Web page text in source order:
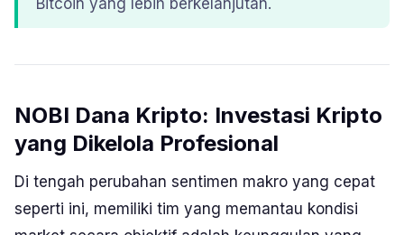
Bitcoin yang lebih berkelanjutan.
NOBI Dana Kripto: Investasi Kripto
yang Dikelola Profesional
Di tengah perubahan sentimen makro yang cepat
seperti ini, memiliki tim yang memantau kondisi